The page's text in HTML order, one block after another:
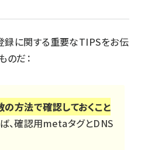
に関する重要なTIPSをお伝
のだ：
方法で確認しておくこと
ば、確認用metaタグとDNS